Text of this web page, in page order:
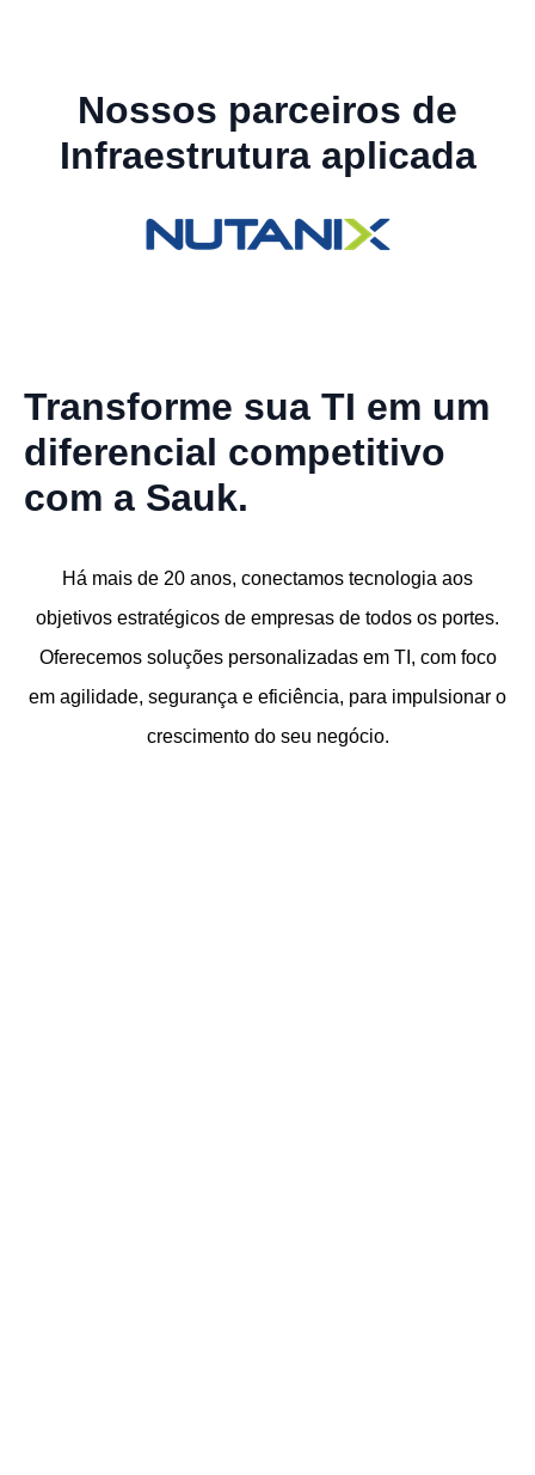
Nossos parceiros de
Infraestrutura aplicada
Transforme sua TI em um
diferencial competitivo
com a Sauk.
Há mais de 20 anos, conectamos tecnologia aos
objetivos estratégicos de empresas de todos os portes.
Oferecemos soluções personalizadas em TI, com foco
em agilidade, segurança e eficiência, para impulsionar o
crescimento do seu negócio.